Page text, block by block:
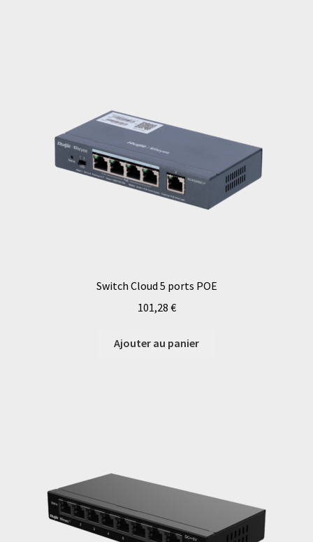
Switch Cloud 5 ports POE
101,28 €
Ajouter au panier